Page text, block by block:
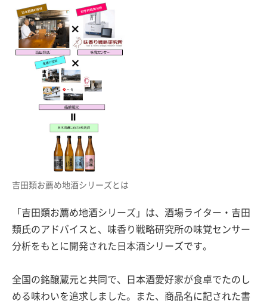
吉田類お薦め地酒シリーズとは
「吉田類お薦め地酒シリーズ」は、酒場ライター・吉田
類氏のアドバイスと、味香り戦略研究所の味覚センサー
分析をもとに開発された日本酒シリーズです。
全国の銘醸蔵元と共同で、日本酒愛好家が食卓でたのし
める味わいを追求しました。また、商品名に記された書